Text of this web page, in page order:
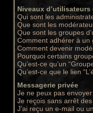
Niveaux d’utilisateurs
Qui sont les
Que sont les
Que sont les groupes
Comment adhérer à un
Comment devenir
Pourquoi certains
Qu’est-ce qu’un
Qu’est-ce que le lien
Messagerie privée
Je ne peux pas
Je reçois sans arrêt
J’ai reçu un e-mail ou